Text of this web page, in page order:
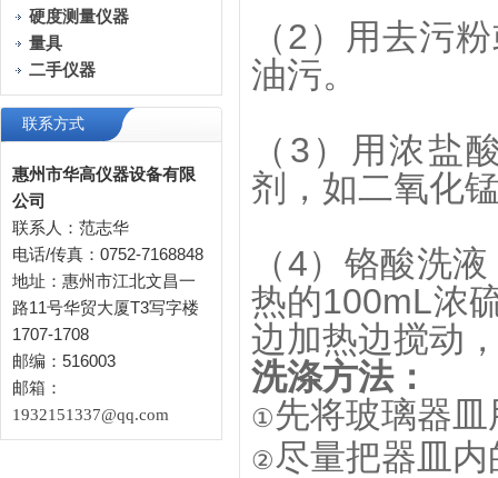
硬度测量仪器
量具
二手仪器
联系方式
惠州市华高仪器设备有限
公司
联系人：范志华
电话/传真：0752-7168848
地址：惠州市江北文昌一
路11号华贸大厦T3写字楼
1707-1708
邮编：516003
邮箱：
1932151337@qq.com
（2）用去污
油污。
（3）用浓盐
剂，如二氧化
（4）铬酸洗
热的100mL浓
边加热边搅动
洗涤方法：
①先将玻璃器
②尽量把器皿